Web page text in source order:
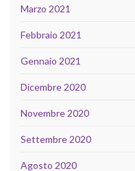
Marzo 2021
Febbraio 2021
Gennaio 2021
Dicembre 2020
Novembre 2020
Settembre 2020
Agosto 2020